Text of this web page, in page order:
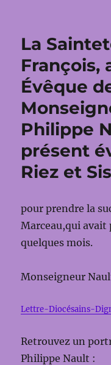
La
François,
Évêque
Philippe
présent
Riez et
pour prendre la
Marceau,qui avait
quelques mois.
Monseigneur
Lettre-Diocésains-
Retrouvez un
Philippe Nault :